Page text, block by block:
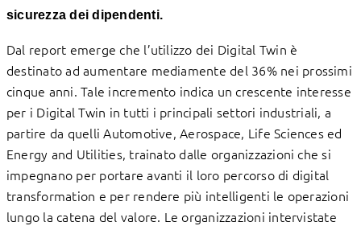
sicurezza dei dipendenti.
Dal report emerge che l’utilizzo dei Digital Twin è
destinato ad aumentare mediamente del 36% nei prossimi
cinque anni. Tale incremento indica un crescente interesse
per i Digital Twin in tutti i principali settori industriali, a
partire da quelli Automotive, Aerospace, Life Sciences ed
Energy and Utilities, trainato dalle organizzazioni che si
impegnano per portare avanti il loro percorso di digital
transformation e per rendere più intelligenti le operazioni
lungo la catena del valore. Le organizzazioni intervistate